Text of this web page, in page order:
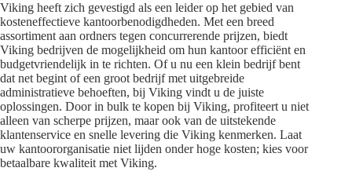
Viking heeft zich gevestigd als een leider op het gebied van
kosteneffectieve kantoorbenodigdheden. Met een breed
assortiment aan ordners tegen concurrerende prijzen, biedt
Viking bedrijven de mogelijkheid om hun kantoor efficiënt en
budgetvriendelijk in te richten. Of u nu een klein bedrijf bent
dat net begint of een groot bedrijf met uitgebreide
administratieve behoeften, bij Viking vindt u de juiste
oplossingen. Door in bulk te kopen bij Viking, profiteert u niet
alleen van scherpe prijzen, maar ook van de uitstekende
klantenservice en snelle levering die Viking kenmerken. Laat
uw kantoororganisatie niet lijden onder hoge kosten; kies voor
betaalbare kwaliteit met Viking.